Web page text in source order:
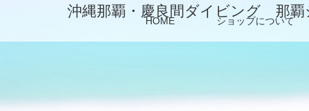
沖縄那覇・慶良間ダイビング 那覇
HOME ショップについて